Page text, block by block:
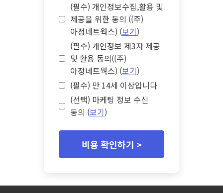
(필수) 개인정보수집,활용 및
제공을 위한 동의 ((주)
아정네트웍스) (보기)
(필수) 개인정보 제3자 제공
및 활용 동의((주)
아정네트웍스) (보기)
(필수) 만 14세 이상입니다
(선택) 마케팅 정보 수신
동의 (보기)
비용 확인하기 >